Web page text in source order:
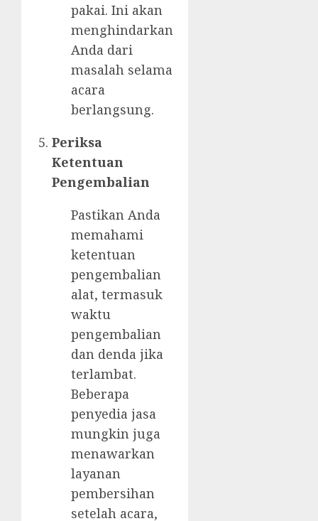
pakai. Ini akan
menghindarkan
Anda dari
masalah selama
acara
berlangsung.
Periksa
Ketentuan
Pengembalian
Pastikan Anda
memahami
ketentuan
pengembalian
alat, termasuk
waktu
pengembalian
dan denda jika
terlambat.
Beberapa
penyedia jasa
mungkin juga
menawarkan
layanan
pembersihan
setelah acara,